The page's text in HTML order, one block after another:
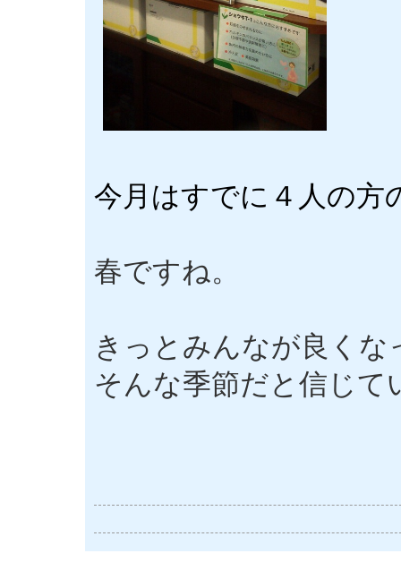
今月はすでに４人の方
春ですね。
きっとみんなが良くな
そんな季節だと信じて